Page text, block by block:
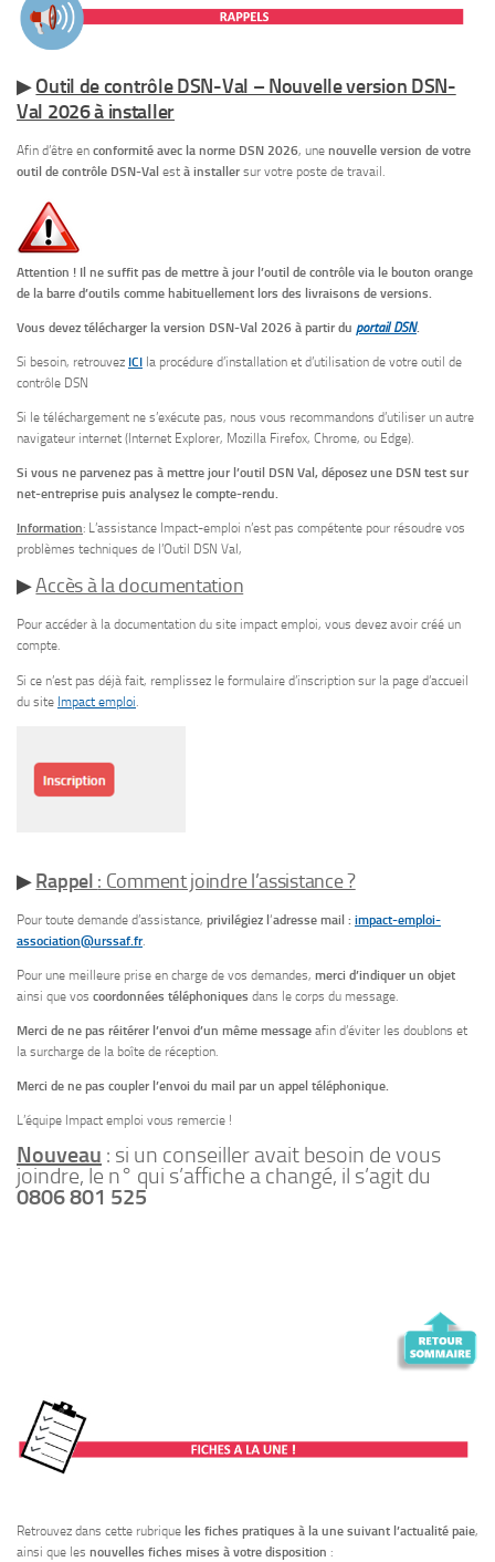
▶Outil de contrôle DSN-Val – Nouvelle version DSN-
Val 2026 à installer
Afin d’être en conformité avec la norme DSN 2026, une nouvelle version de votre
outil de contrôle DSN-Val est à installer sur votre poste de travail.
Attention ! Il ne suffit pas de mettre à jour l’outil de contrôle via le bouton orange
de la barre d’outils comme habituellement lors des livraisons de versions.
Vous devez télécharger la version DSN-Val 2026 à partir du portail DSN.
Si besoin, retrouvez ICI la procédure d’installation et d’utilisation de votre outil de
contrôle DSN
Si le téléchargement ne s’exécute pas, nous vous recommandons d’utiliser un autre
navigateur internet (Internet Explorer, Mozilla Firefox, Chrome, ou Edge).
Si vous ne parvenez pas à mettre jour l’outil DSN Val, déposez une DSN test sur
net-entreprise puis analysez le compte-rendu.
Information: L’assistance Impact-emploi n’est pas compétente pour résoudre vos
problèmes techniques de l’Outil DSN Val,
▶Accès à la documentation
Pour accéder à la documentation du site impact emploi, vous devez avoir créé un
compte.
Si ce n’est pas déjà fait, remplissez le formulaire d’inscription sur la page d’accueil
du site Impact emploi
▶Rappel : Comment joindre l’assistance ?
Pour toute demande d’assistance, privilégiez l‘adresse mail : impact-emploi-
association@urssaf.fr.
Pour une meilleure prise en charge de vos demandes, merci d’indiquer un objet
ainsi que vos coordonnées téléphoniques dans le corps du message.
Merci de ne pas réitérer l’envoi d’un même message afin d’éviter les doublons et
la surcharge de la boîte de réception.
Merci de ne pas coupler l’envoi du mail par un appel téléphonique.
L’équipe Impact emploi vous remercie !
Nouveau : si un conseiller avait besoin de vous
joindre, le n° qui s’affiche a changé, il s’agit du
0806 801 525
Retrouvez dans cette rubrique les fiches pratiques à la une suivant l’actualité paie,
ainsi que les nouvelles fiches mises à votre disposition :